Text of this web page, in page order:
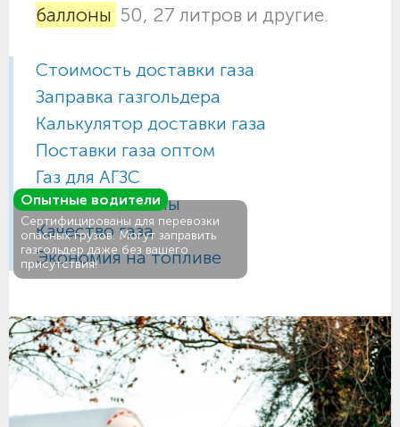
баллоны 50, 27 литров и другие.
Стоимость доставки газа
Заправка газгольдера
Калькулятор доставки газа
Поставки газа оптом
Газ для АГЗС
Газовые баллоны
Качество газа
Экономия на топливе
Опытные водители
Сертифицированы для перевозки
опасных грузов. Могут заправить
газгольдер даже без вашего
присутствия!